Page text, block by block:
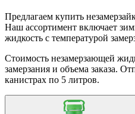
Предлагаем купить
Наш ассортимент включает
жидкость с температурой
Стоимость незамерзающей
замерзания и объема заказа.
канистрах по 5 литров.